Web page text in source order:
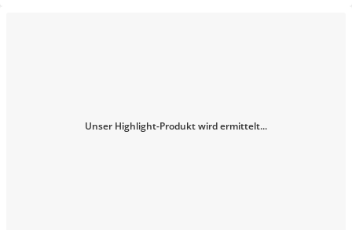
Unser Highlight-Produkt wird ermittelt...